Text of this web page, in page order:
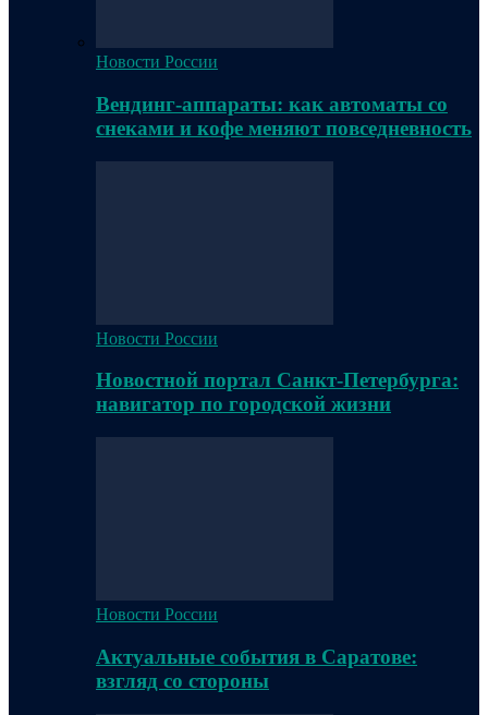
Новости России
Вендинг-аппараты: как автоматы со
снеками и кофе меняют повседневность
Новости России
Новостной портал Санкт-Петербурга:
навигатор по городской жизни
Новости России
Актуальные события в Саратове:
взгляд со стороны